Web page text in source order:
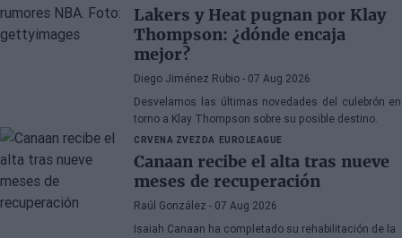
Lakers y Heat pugnan por Klay
Thompson: ¿dónde encaja
mejor?
Diego Jiménez Rubio - 07 Aug 2026
Desvelamos las últimas novedades del culebrón en
torno a Klay Thompson sobre su posible destino.
CRVENA ZVEZDA EUROLEAGUE
Canaan recibe el alta tras nueve
meses de recuperación
Raúl González - 07 Aug 2026
Isaiah Canaan ha completado su rehabilitación de la